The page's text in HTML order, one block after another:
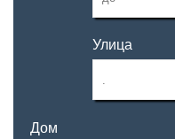
Улица
Дом